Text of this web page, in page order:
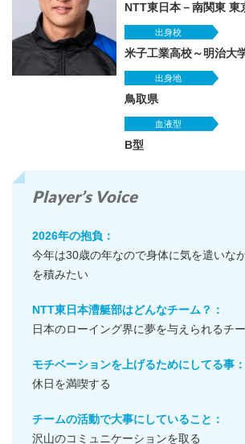
NTT東日本－南関東 東
出身校
米子工業高校～明治大
出身地
鳥取県
血液型
B型
Player’s Voice
2026年の抱負：
今年は30歳の年なので身体に気を遣いな
を積みたい
NTT東日本漕艇部はどんなチーム？：
日本のローイング界に夢を与えられるチ
モチベーションを上げるためにしてる事：
休日を満喫する
チームの活動で大事にしていること：
沢山のコミュニケーションを取る